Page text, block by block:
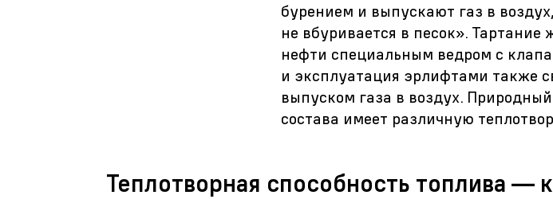
бурением и выпускают газ в
не вбуривается в песок».
нефти специальным ведром с
и эксплуатация эрлифтами также
выпуском газа в воздух.
состава имеет различную
Теплотворная способность топлива —